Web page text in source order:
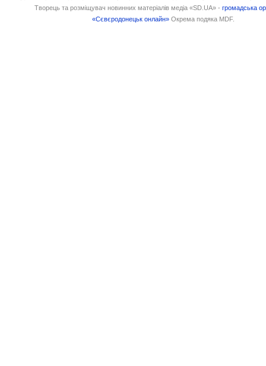
Творець та розміщувач новинних матеріалів медіа «SD.UA» -громадська
«Сєвєродонецьк онлайн» Окрема подяка MDF.